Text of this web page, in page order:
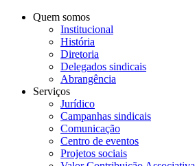
Quem somos
Institucional
História
Diretoria
Delegados sindicais
Abrangência
Serviços
Jurídico
Campanhas sindicais
Comunicação
Centro de eventos
Projetos sociais